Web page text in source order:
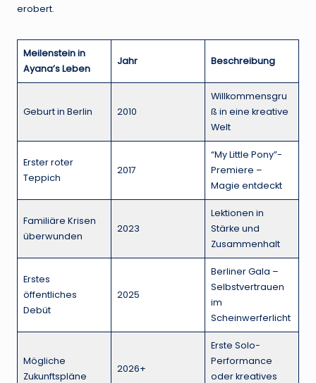
erobert.
Meilenstein in
Ayana’s Leben
Jahr Beschreibung
Geburt in Berlin 2010
Willkommensgru
ß in eine kreative
Welt
Erster roter
Teppich
2017
“My Little Pony”-
Premiere –
Magie entdeckt
Familiäre Krisen
überwunden
2023
Lektionen in
Stärke und
Zusammenhalt
Erstes
öffentliches
Debüt
2025
Berliner Gala –
Selbstvertrauen
im
Scheinwerferlicht
Mögliche
Zukunftspläne
2026+
Erste Solo-
Performance
oder kreatives